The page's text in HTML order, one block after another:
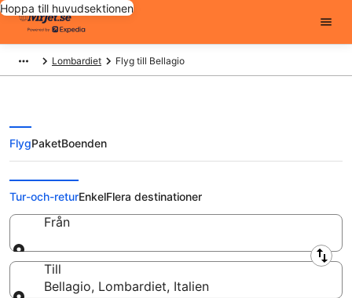
Hoppa till huvudsektionen
Lombardiet Flyg till Bellagio
Billiga flygbiljetter till Bellagio
FlygPaketBoenden
Tur-och-returEnkelFlera destinationer
Från
Från
Till
Bellagio, Lombardiet, Italien